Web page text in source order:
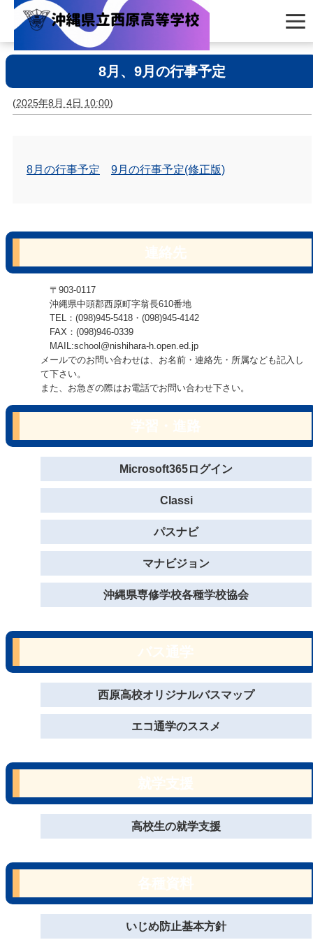
8月、9月の行事予定
(2025年8月 4日 10:00)
8月の行事予定 9月の行事予定(修正版)
〒903-0117
沖縄県中頭郡西原町字翁長610番地
TEL：(098)945-5418・(098)945-4142
FAX：(098)946-0339
MAIL:school@nishihara-h.open.ed.jp
メールでのお問い合わせは、お名前・連絡先・所属なども記入し
て下さい。
また、お急ぎの際はお電話でお問い合わせ下さい。
Microsoft365ログイン
Classi
パスナビ
マナビジョン
沖縄県専修学校各種学校協会
西原高校オリジナルバスマップ
エコ通学のススメ
高校生の就学支援
いじめ防止基本方針